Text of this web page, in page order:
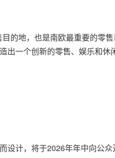
的地，也是南欧最重要的零
出一个创新的零售、娱乐和
设计，将于2026年年中向公